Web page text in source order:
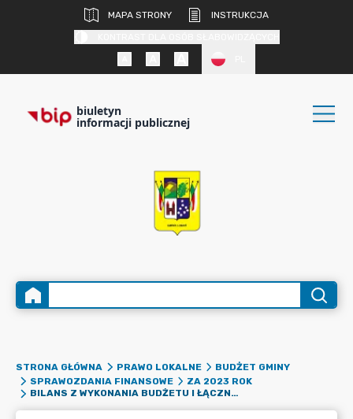
MAPA STRONY
INSTRUKCJA
biuletyn
informacji publicznej
STRONA GŁÓWNA PRAWO LOKALNE
BUDŻET GMINY
SPRAWOZDANIA FINANSOWE
ZA 2023 ROK
BILANS Z WYKONANIA BUDŻETU I ŁĄCZNE SPRAWOZDANIA FINANSOWE GMINY LUBAŃ ZA 2023 ROK